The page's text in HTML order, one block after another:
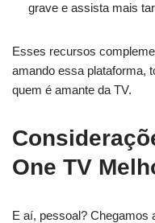
grave e assista mais
Esses recursos
amando essa plataforma,
quem é amante da TV.
One TV
E aí, pessoal? Chegamos